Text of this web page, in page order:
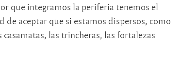
que integramos la periferia tenemos el
de aceptar que si estamos dispersos, como
las trincheras, las fortalezas